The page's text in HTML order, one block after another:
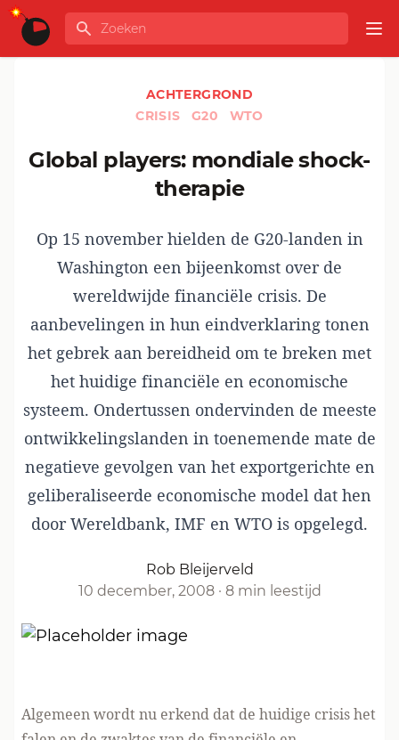
Ga naar de inhoud
GLOBALINFO
Zoeken
ACHTERGROND
CRISIS
G20 WTO
Global players: mondiale shock-
therapie
Op 15 november hielden de G20-landen in
Washington een bijeenkomst over de
wereldwijde financiële crisis. De
aanbevelingen in hun eindverklaring tonen
het gebrek aan bereidheid om te breken met
het huidige financiële en economische
systeem. Ondertussen ondervinden de meeste
ontwikkelingslanden in toenemende mate de
negatieve gevolgen van het exportgerichte en
geliberaliseerde economische model dat hen
door Wereldbank, IMF en WTO is opgelegd.
Rob Bleijerveld
10 december, 2008 · 8 min leestijd
Algemeen wordt nu erkend dat de huidige crisis het